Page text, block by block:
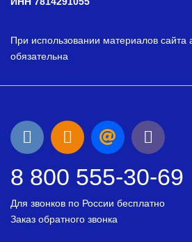
При использовании материалов сайта
обязательна
8 800 555-30-69
Для звонков по России бесплатно
Заказ обратного звонка